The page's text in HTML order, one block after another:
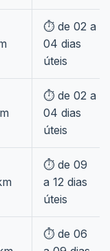
⏱️ de 02 a
04 dias
úteis
⏱️ de 02 a
04 dias
úteis
⏱️ de 09
a 12 dias
úteis
⏱️ de 06